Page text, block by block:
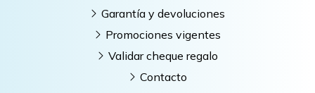
Garantía y devoluciones
Promociones vigentes
Validar cheque regalo
Contacto